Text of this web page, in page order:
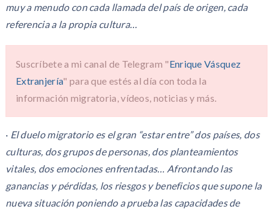
muy a menudo con cada llamada del país de origen, cada
referencia a la propia cultura…
Suscríbete a mi canal de Telegram "Enrique Vásquez
Extranjería" para que estés al día con toda la
información migratoria, vídeos, noticias y más.
· El duelo migratorio es el gran “estar entre”dos países, dos
culturas, dos grupos de personas, dos planteamientos
vitales, dos emociones enfrentadas… Afrontando las
ganancias y pérdidas, los riesgos y beneficios que supone la
nueva situación poniendo a prueba las capacidades de